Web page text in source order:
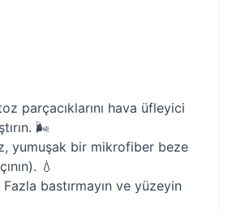
parçacıklarını hava üfleyici
🌬️
yumuşak bir mikrofiber beze
💧
bastırmayın ve yüzeyin